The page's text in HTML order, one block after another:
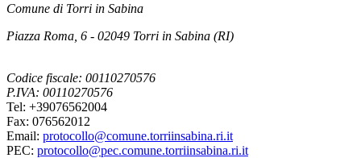
Comune di Torri in Sabina
Piazza Roma, 6 - 02049 Torri in Sabina (RI)
Codice fiscale: 00110270576
P.IVA: 00110270576
Tel: +39076562004
Fax: 076562012
Email: protocollo@comune.torriinsabina.ri.it
PEC: protocollo@pec.comune.torriinsabina.ri.it